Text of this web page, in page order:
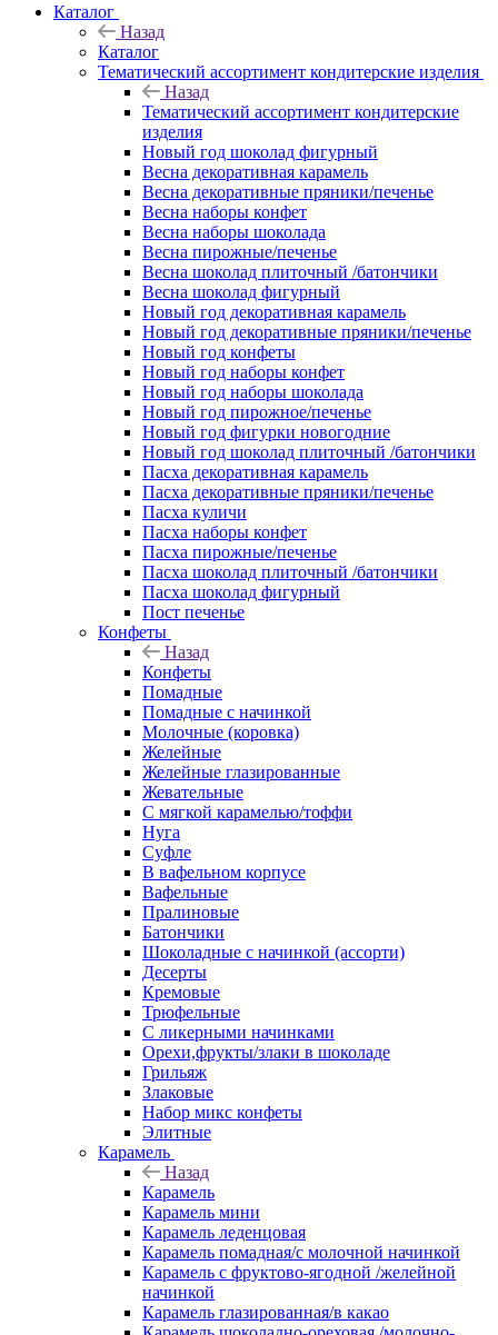
Каталог
Назад
Каталог
Тематический ассортимент кондитерские изделия
Назад
Тематический ассортимент кондитерские
изделия
Новый год шоколад фигурный
Весна декоративная карамель
Весна декоративные пряники/печенье
Весна наборы конфет
Весна наборы шоколада
Весна пирожные/печенье
Весна шоколад плиточный /батончики
Весна шоколад фигурный
Новый год декоративная карамель
Новый год декоративные пряники/печенье
Новый год конфеты
Новый год наборы конфет
Новый год наборы шоколада
Новый год пирожное/печенье
Новый год фигурки новогодние
Новый год шоколад плиточный /батончики
Пасха декоративная карамель
Пасха декоративные пряники/печенье
Пасха куличи
Пасха наборы конфет
Пасха пирожные/печенье
Пасха шоколад плиточный /батончики
Пасха шоколад фигурный
Пост печенье
Конфеты
Назад
Конфеты
Помадные
Помадные с начинкой
Молочные (коровка)
Желейные
Желейные глазированные
Жевательные
С мягкой карамелью/тоффи
Нуга
Суфле
В вафельном корпусе
Вафельные
Пралиновые
Батончики
Шоколадные с начинкой (ассорти)
Десерты
Кремовые
Трюфельные
С ликерными начинками
Орехи,фрукты/злаки в шоколаде
Грильяж
Злаковые
Набор микс конфеты
Элитные
Карамель
Назад
Карамель
Карамель мини
Карамель леденцовая
Карамель помадная/с молочной начинкой
Карамель с фруктово-ягодной /желейной
начинкой
Карамель глазированная/в какао